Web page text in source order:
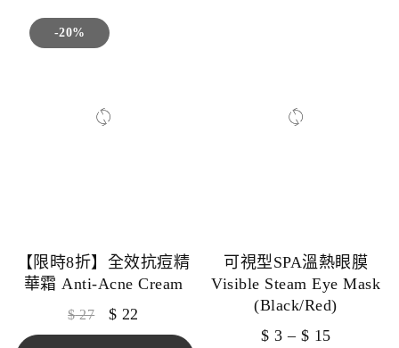
-20%
【限時8折】全效抗痘精
華霜 Anti-Acne Cream
$27 $ 22
可視型SPA溫熱眼膜
Visible Steam Eye Mask
(Black/Red)
$ 3 – $ 15